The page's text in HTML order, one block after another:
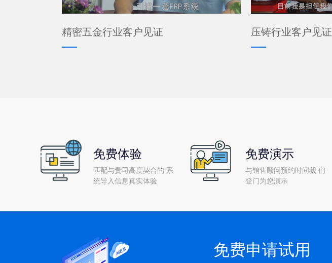
精密五金行业客户见证 压铸行业客户见证
免费体验
匹配与贵司高度契合的 系
统导入信息真实体验
免费演示
与销售顾问预约时间我 们
登门为您演示
免费申请试用